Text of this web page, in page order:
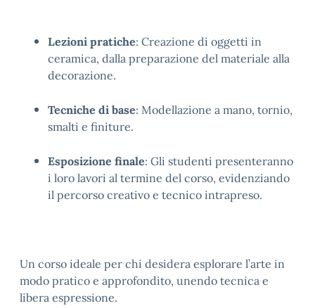
Lezioni pratiche: Creazione di oggetti in
ceramica, dalla preparazione del materiale alla
decorazione.
Tecniche di base: Modellazione a mano, tornio,
smalti e finiture.
Esposizione finale: Gli studenti presenteranno
i loro lavori al termine del corso, evidenziando
il percorso creativo e tecnico intrapreso.
Un corso ideale per chi desidera esplorare l’arte in
modo pratico e approfondito, unendo tecnica e
libera espressione.